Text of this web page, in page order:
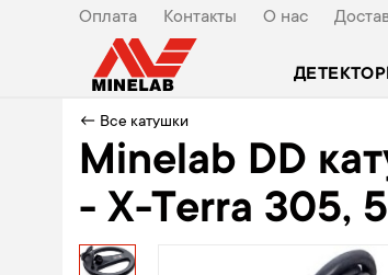
Оплата Контакты О нас
← Все катушки
Minelab DD
- X-Terra 305,